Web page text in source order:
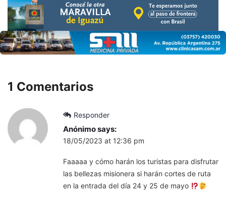
1 Comentarios
Responder
Anónimosays:
18/05/2023 at 12:36 pm
Faaaaa y cómo harán los turistas para disfrutar
las bellezas misionera si harán cortes de ruta
en la entrada del día 24 y 25 de mayo